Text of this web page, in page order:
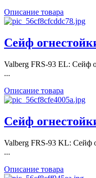
Описание товара
Сейф
Valberg FRS-93 EL: Сейф
...
Описание товара
Сейф
Valberg FRS-93 KL: Сейф
...
Описание товара